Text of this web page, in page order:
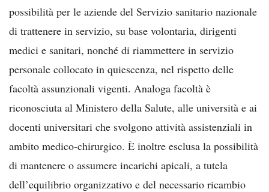
possibilità per le aziende del Servizio sanitario nazionale
di trattenere in servizio, su base volontaria, dirigenti
medici e sanitari, nonché di riammettere in servizio
personale collocato in quiescenza, nel rispetto delle
facoltà assunzionali vigenti. Analoga facoltà è
riconosciuta al Ministero della Salute, alle università e ai
docenti universitari che svolgono attività assistenziali in
ambito medico-chirurgico. È inoltre esclusa la possibilità
di mantenere o assumere incarichi apicali, a tutela
dell’equilibrio organizzativo e del necessario ricambio